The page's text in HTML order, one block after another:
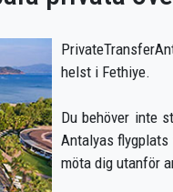
helst i Fethiye.
Du behöver inte
Antalyas
möta dig utanför